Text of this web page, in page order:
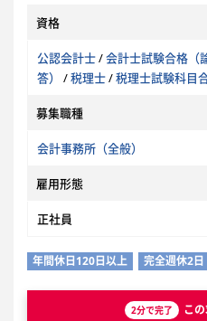
資格
公認会計士/会計士試験合格（
答）
/税理士/税理士試験科目
募集職種
会計事務所（全般）
雇用形態
正社員
年間休日120日以上 完全週休2日
2分で完了 こ